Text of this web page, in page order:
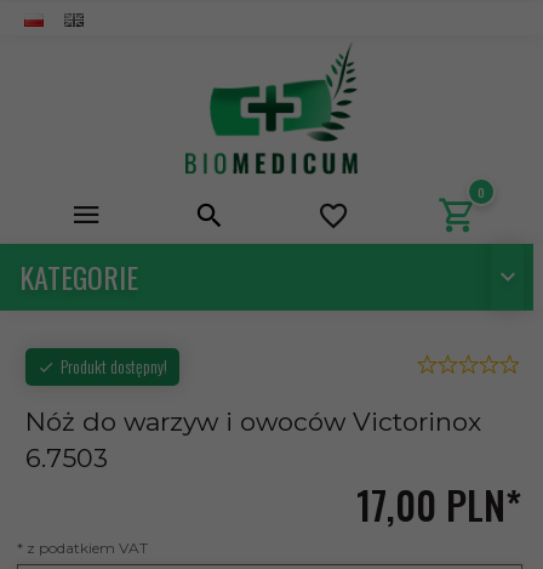
0
KATEGORIE
Produkt dostępny!
Nóż do warzyw i owoców Victorinox
6.7503
17,00 PLN*
* z podatkiem VAT